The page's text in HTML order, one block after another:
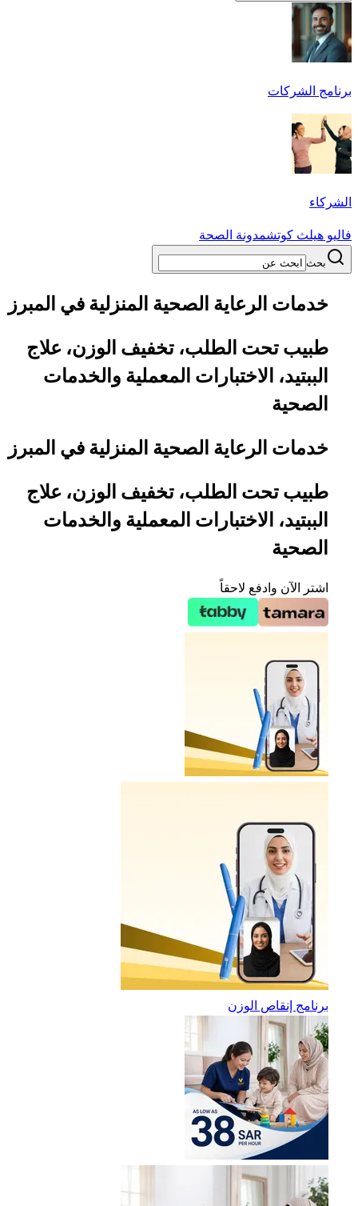
برنامج الشركات
الشركاء
فاليو هيلث كوتشمدونة الصحة
بحث
خدمات الرعاية الصحية المنزلية في المبرز
طبيب تحت الطلب، تخفيف الوزن، علاج
الببتيد، الاختبارات المعملية والخدمات
الصحية
خدمات الرعاية الصحية المنزلية في المبرز
طبيب تحت الطلب، تخفيف الوزن، علاج
الببتيد، الاختبارات المعملية والخدمات
الصحية
اشتر الآن وادفع لاحقاً
برنامج إنقاص الوزن